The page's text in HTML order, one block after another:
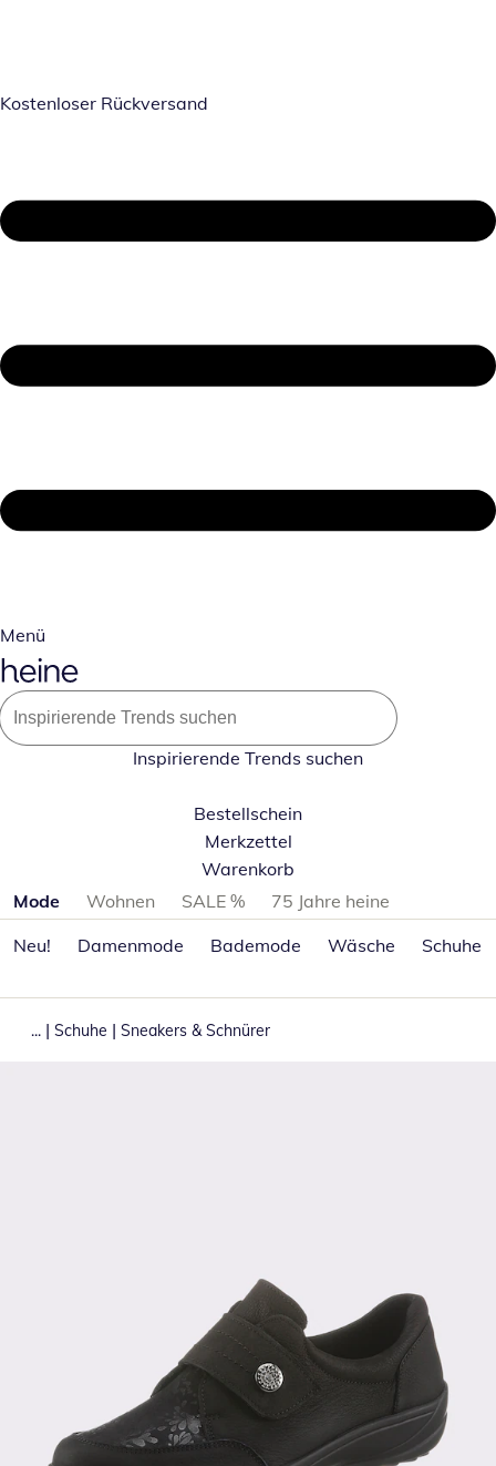
Kostenloser Rückversand
Menü
Inspirierende Trends suchen
Bestellschein
Merkzettel
Warenkorb
Produktkategorien überspringen
Mode Wohnen SALE %
75 Jahre heine
Neu!
Damenmode Bademode Wäsche Schuhe
... | Schuhe | Sneakers & Schnürer